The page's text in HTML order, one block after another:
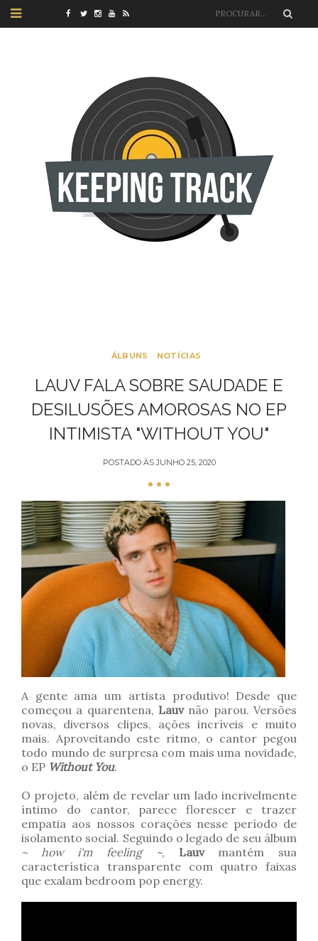
ÁLBUNS NOTÍCIAS
LAUV FALA SOBRE SAUDADE E
DESILUSÕES AMOROSAS NO EP
INTIMISTA "WITHOUT YOU"
POSTADO ÀSJUNHO 25, 2020
A gente ama um artista produtivo! Desde que
começou a quarentena, Lauv não parou. Versões
novas, diversos clipes, ações incríveis e muito
mais. Aproveitando este ritmo, o cantor pegou
todo mundo de surpresa com mais uma novidade,
o EP Without You.
O projeto, além de revelar um lado incrivelmente
íntimo do cantor, parece florescer e trazer
empatia aos nossos corações nesse período de
isolamento social. Seguindo o legado de seu álbum
~ how i'm feeling ~, Lauvmantém sua
característica transparente com quatro faixas
que exalam bedroom pop energy.